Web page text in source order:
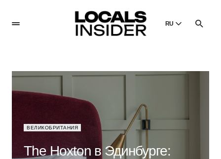
RU
Polski
Poland
Русский
Russian
ВЕЛИКОБРИТАНИЯ
The Hoxton в Эдинбурге: